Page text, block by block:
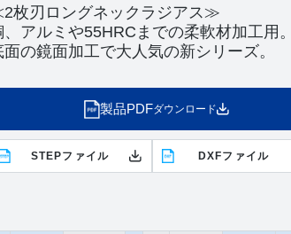
枚刃ロングネックラジアス≫
、アルミや55HRCまでの柔軟材加工用。
面の鏡面加工で大人気の新シリーズ。
製品PDFダウンロード
STEPファイル DXFファイル